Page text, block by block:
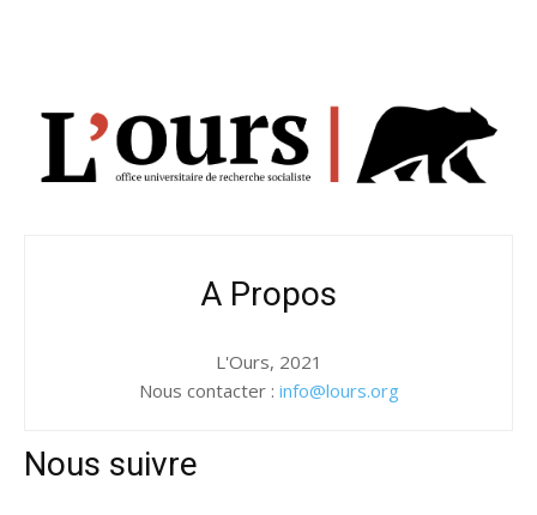
A Propos
L'Ours, 2021
Nous contacter : info@lours.org
Nous suivre